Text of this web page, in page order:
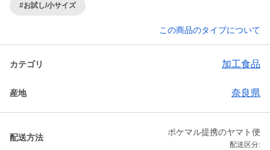
#お試し/小サイズ
この商品のタイプについて
カテゴリ 加工食品
産地 奈良県
配送方法
ポケマル提携のヤマト便
配送区分: